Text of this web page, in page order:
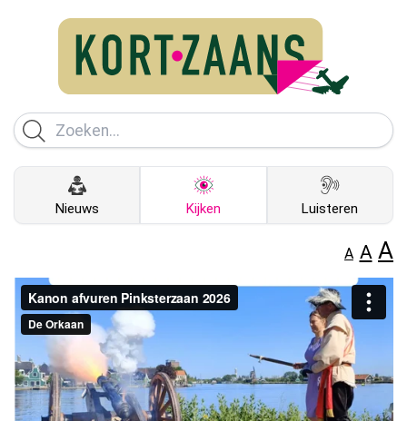
Nieuws Kijken Luisteren
A A A